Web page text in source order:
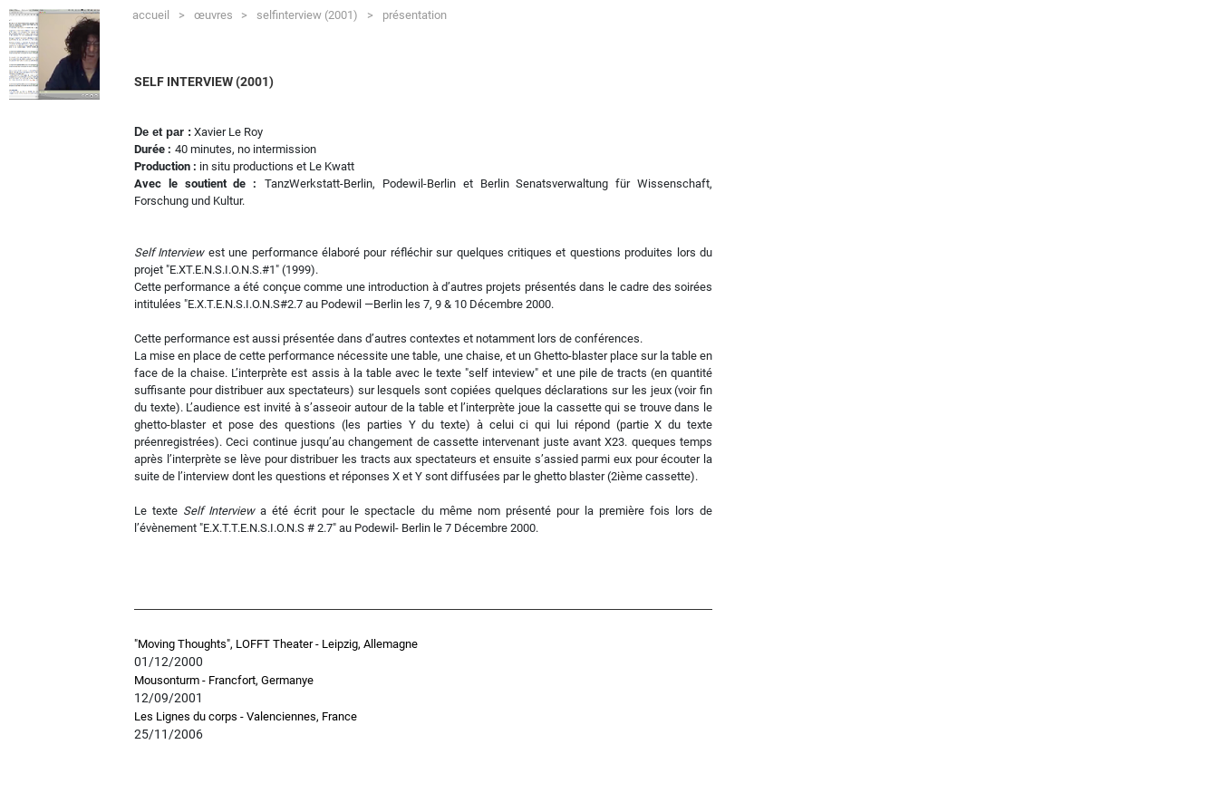
accueil > œuvres > selfinterview (2001) > présentation
SELF INTERVIEW (2001)
De et par : Xavier Le Roy
Durée : 40 minutes, no intermission
Production : in situ productions et Le Kwatt
Avec le soutient de :
TanzWerkstatt-Berlin, Podewil-Berlin et Berlin Senatsverwaltung für Wissenschaft,
Forschung und Kultur.
Self Interviewest une performance élaboré pour réfléchir sur quelques critiques et questions produites lors du
projet "E.XT.E.N.S.I.O.N.S.#1" (1999).
Cette performance a été conçue comme une introduction à d’autres projets présentés dans le cadre des soirées
intitulées "E.X.T.E.N.S.I.O.N.S#2.7 au Podewil —Berlin les 7, 9 & 10 Décembre 2000.
Cette performance est aussi présentée dans d’autres contextes et notamment lors de conférences.
La mise en place de cette performance nécessite une table, une chaise, et un Ghetto-blaster place sur la table en
face de la chaise. L’interprète est assis à la table avec le texte "self inteview" et une pile de tracts (en quantité
suffisante pour distribuer aux spectateurs) sur lesquels sont copiées quelques déclarations sur les jeux (voir fin
du texte). L’audience est invité à s’asseoir autour de la table et l’interprète joue la cassette qui se trouve dans le
ghetto-blaster et pose des questions (les parties Y du texte) à celui ci qui lui répond (partie X du texte
préenregistrées). Ceci continue jusqu’au changement de cassette intervenant juste avant X23. queques temps
après l’interprète se lève pour distribuer les tracts aux spectateurs et ensuite s’assied parmi eux pour écouter la
suite de l’interview dont les questions et réponses X et Y sont diffusées par le ghetto blaster (2ième cassette).
Le texte Self Interviewa été écrit pour le spectacle du même nom présenté pour la première fois lors de
l’évènement "E.X.T.T.E.N.S.I.O.N.S # 2.7" au Podewil- Berlin le 7 Décembre 2000.
"Moving Thoughts", LOFFT Theater - Leipzig, Allemagne
01/12/2000
Mousonturm - Francfort, Germanye
12/09/2001
Les Lignes du corps - Valenciennes, France
25/11/2006